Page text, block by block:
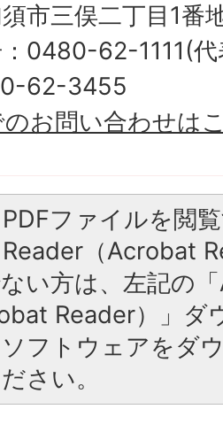
市三俣二丁目1番
0480-62-1111(
62-3455
のお問い合わせは
PDFファイルを閲
Reader（Acrobat
い方は、左記の
Reader）」ダ
フトウェアをダ
さい。